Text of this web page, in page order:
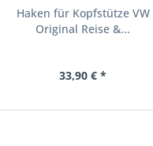
Haken für Kopfstütze VW
Original Reise &...
33,90 € *